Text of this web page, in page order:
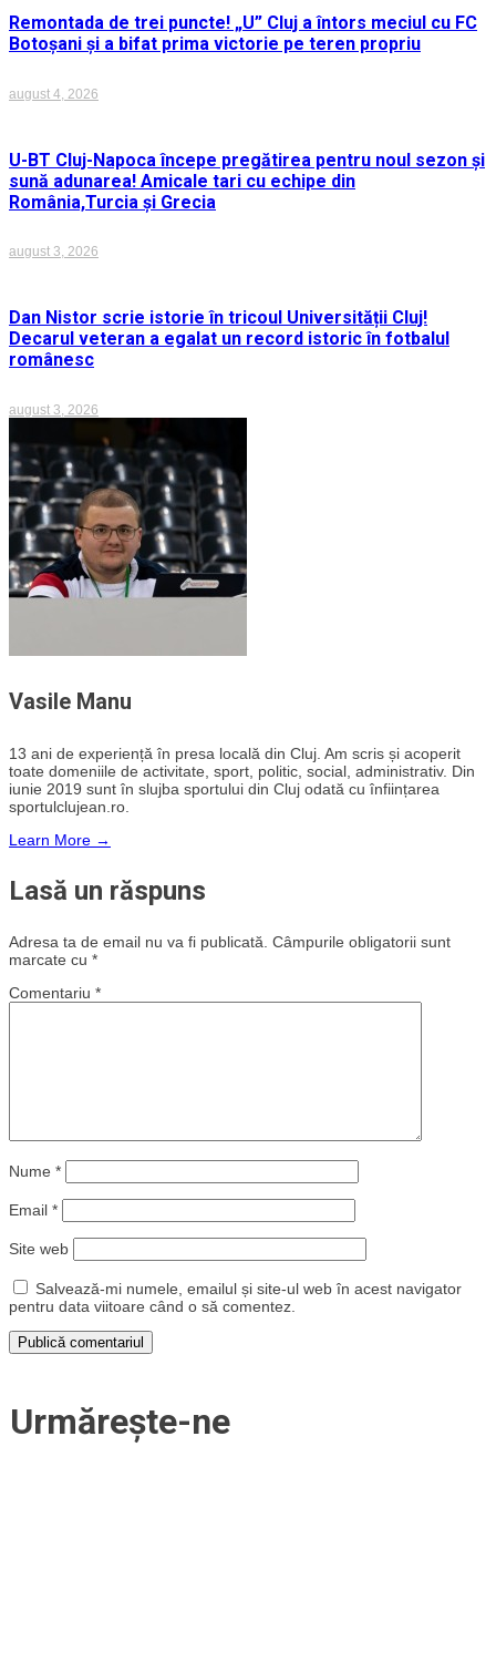
Remontada de trei puncte! „U” Cluj a întors meciul cu FC
Botoșani și a bifat prima victorie pe teren propriu
august 4, 2026
U-BT Cluj-Napoca începe pregătirea pentru noul sezon și
sună adunarea! Amicale tari cu echipe din
România,Turcia și Grecia
august 3, 2026
Dan Nistor scrie istorie în tricoul Universității Cluj!
Decarul veteran a egalat un record istoric în fotbalul
românesc
august 3, 2026
Vasile Manu
13 ani de experiență în presa locală din Cluj. Am scris și acoperit
toate domeniile de activitate, sport, politic, social, administrativ. Din
iunie 2019 sunt în slujba sportului din Cluj odată cu înființarea
sportulclujean.ro.
Learn More →
Lasă un răspuns
Adresa ta de email nu va fi publicată. Câmpurile obligatorii sunt
marcate cu *
Comentariu *
Nume *
Email *
Site web
Salvează-mi numele, emailul și site-ul web în acest navigator
pentru data viitoare când o să comentez.
Urmărește-ne